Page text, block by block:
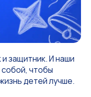
защитник. И наши
собой, чтобы
детей лучше.